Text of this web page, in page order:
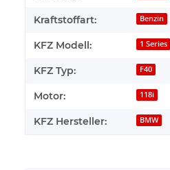
Kraftstoffart: Benzin
KFZ Modell: 1 Series
KFZ Typ: F40
Motor: 118i
KFZ Hersteller: BMW